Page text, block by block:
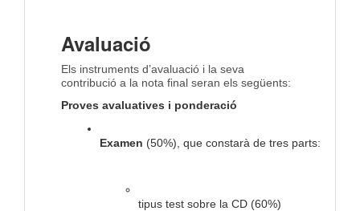
Avaluació
Els instruments d’avaluació i la seva
contribució a la nota final seran els següents:
Proves avaluatives i ponderació
Examen (50%), que constarà de tres parts:
tipus test sobre la CD (60%)